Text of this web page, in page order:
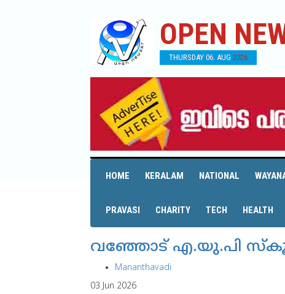
OPEN
THURSDAY 06. AUG 2026
HOME KERALAM NATIONAL
PRAVASI CHARITY TECH HEALTH
വഞ്ഞോട് എ.യു.പി
Mananthavadi
03 Jun 2026